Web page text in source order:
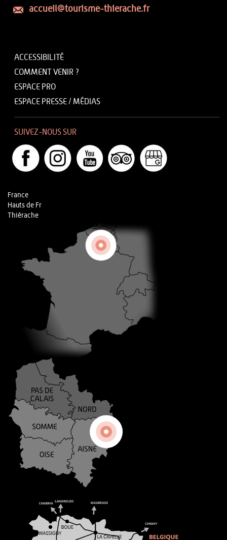
accueil@tourisme-thierache.fr
ACCESSIBILITÉ
COMMENT VENIR ?
ESPACE PRO
ESPACE PRESSE / MÉDIAS
SUIVEZ-NOUS SUR
France
Hauts de Fr
Thiérache